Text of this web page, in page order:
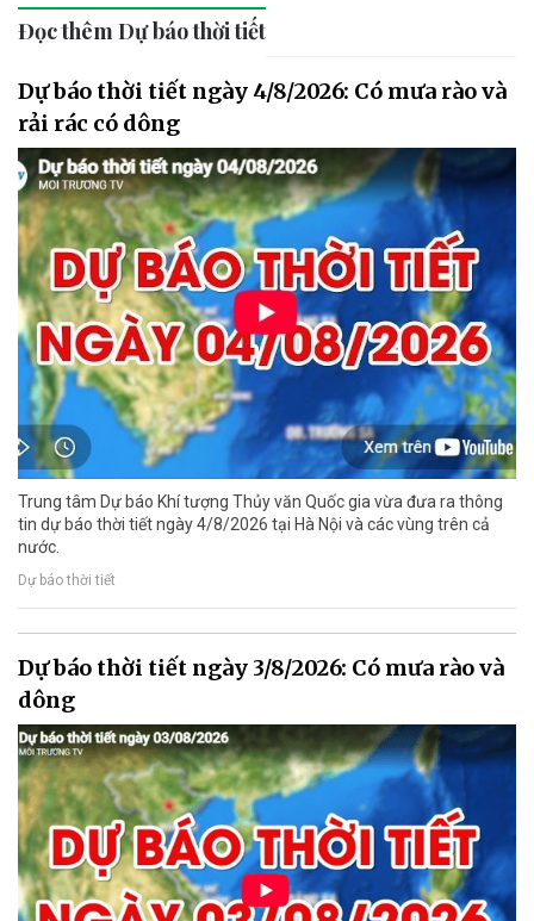
Đọc thêm Dự báo thời tiết
Dự báo thời tiết ngày 4/8/2026: Có mưa rào và
rải rác có dông
Trung tâm Dự báo Khí tượng Thủy văn Quốc gia vừa đưa ra thông
tin dự báo thời tiết ngày 4/8/2026 tại Hà Nội và các vùng trên cả
nước.
Dự báo thời tiết
Dự báo thời tiết ngày 3/8/2026: Có mưa rào và
dông